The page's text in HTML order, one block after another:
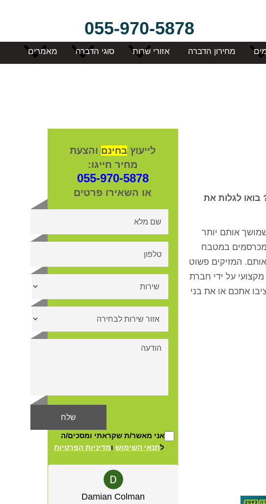
055-970-5878
מחירון הדברה אזורי שרות סוגי הדברה מאמרים
לגלות את
אותם יותר
במטבח
המזיקים פשוט
על ידי חברת
אתכם או את בני
לייעוץ בחינם והצעת
מחיר חייגו:
055-970-5878
או השאירו פרטים
אני מאשר/ת שקראתי ומסכים/ה
לתנאי השימוש ומדיניות הפרטיות
Yisrael Woolf
Damian Colman